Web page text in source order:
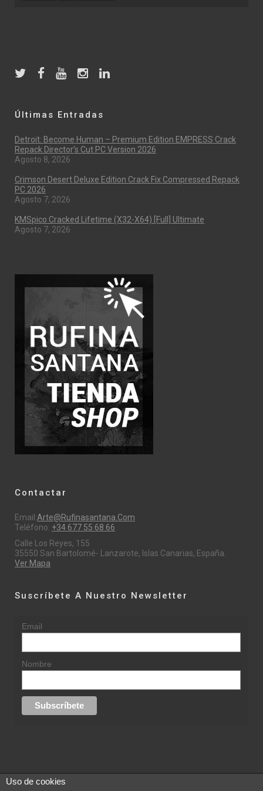
Últimas Entradas
Detroit: Become Human – Premium Edition EMPRESS Crack
Repack Director’s Cut PC Version 2026
Agosto 8, 2026
Crimson Desert Deluxe Edition Crack Fix Compressed Repack
PC 2026
Agosto 7, 2026
KMSpico Cracked Lifetime (x32-X64) [Full] Ultimate
Agosto 7, 2026
Contactar
Email:Arte@rufinasantana.com
Teléfono: +34 677 55 68 66
Calle Los Reyes, 155
35550 San Bartolomé- Lanzarote, Islas Canarias, España.
Ver Mapa
Suscríbete A Nuestro Newsletter
Email
Nombre
Uso de cookies